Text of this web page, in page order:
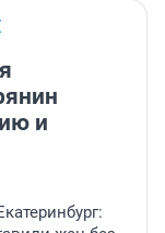
и